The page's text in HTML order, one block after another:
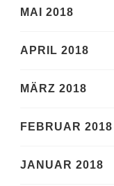
MAI 2018
APRIL 2018
MÄRZ 2018
FEBRUAR 2018
JANUAR 2018